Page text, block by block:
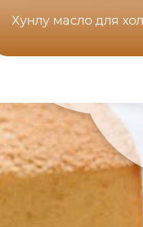
Хунлу масло для